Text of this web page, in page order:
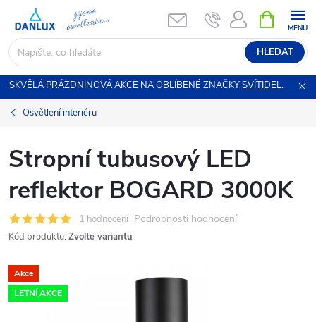
obsah
HLEDAT
NÁKUPNÍ
KOŠÍK
SKVĚLÁ PRÁZDNINOVÁ AKCE NA OBLÍBENÉ ZNAČKYSVÍTIDEL.
Osvětlení interiéru
Stropní tubusový LED
reflektor BOGARD 3000K
1 hodnocení Podrobnosti hodnocení
Kód produktu: Zvolte variantu
Akce
LETNÍ AKCE